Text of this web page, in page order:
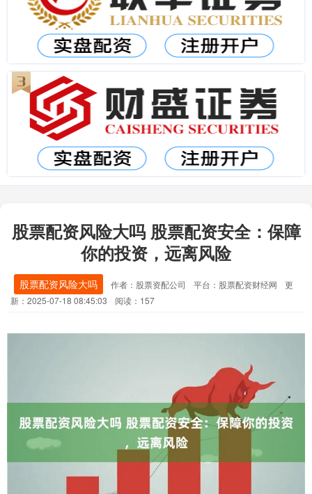
股票配资风险大吗 股票配资安全：保障
你的投资，远离风险
股票配资风险大吗 作者：股票资配公司 平台：股票配资财经网
更
新：2025-07-18 08:45:03
阅读：157